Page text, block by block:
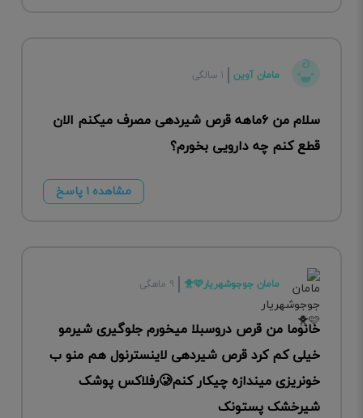
مامان آوین ۱ سالگی
سلام من ۶ماهه قرص شیردهی مصرف میکنم الان
قطع کنم چه دارویی بخورم؟
مشاهده ۱ پاسخ
مامان جوجوشهریار🩷🐥 ۹ ماهگی
خانوما من قرص دروسبلا میخورم جلوگیری شیرمو
خیلی کم کرد قرص شیردهی لاینسترنول هم منو ب
خونریزی میندازه چیکار کنم🥲رفلاکس پوشک
شیرخشک پستونک